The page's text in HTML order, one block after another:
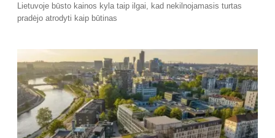
Lietuvoje būsto kainos kyla taip ilgai, kad nekilnojamasis turtas
pradėjo atrodyti kaip būtinas